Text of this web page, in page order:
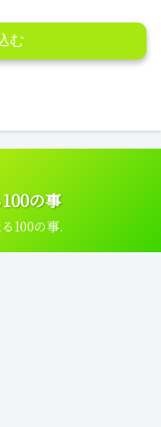
む
の事
100の事.